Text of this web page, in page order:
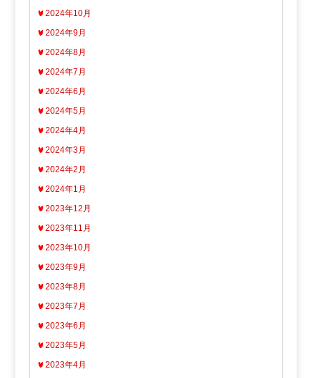
2024年10月
2024年9月
2024年8月
2024年7月
2024年6月
2024年5月
2024年4月
2024年3月
2024年2月
2024年1月
2023年12月
2023年11月
2023年10月
2023年9月
2023年8月
2023年7月
2023年6月
2023年5月
2023年4月